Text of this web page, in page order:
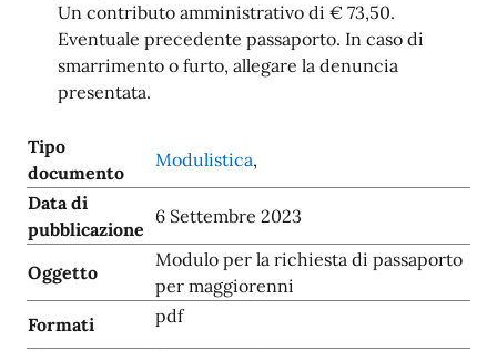
Un contributo amministrativo di € 73,50.
Eventuale precedente passaporto. In caso di
smarrimento o furto, allegare la denuncia
presentata.
Tipo
documento
Modulistica,
Data di
pubblicazione
6 Settembre 2023
Oggetto
Modulo per la richiesta di passaporto
per maggiorenni
Formati
pdf